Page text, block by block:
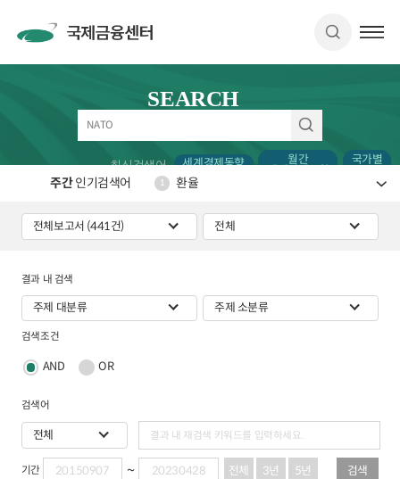
SEARCH
최신검색어 세계경제동향 월간 국가별
결과 내 검색
검색조건
AND OR
검색어
기간 전체 3년 5년 검색
주간인기검색어 1 환율